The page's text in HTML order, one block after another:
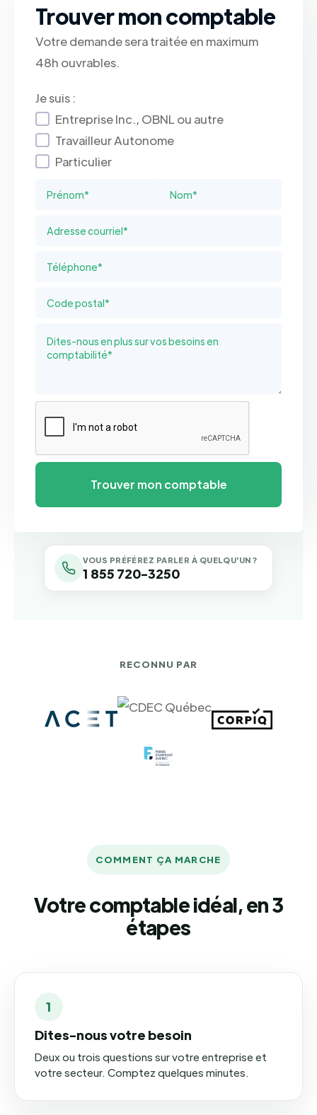
Trouver mon comptable
Votre demande sera traitée en maximum
48h ouvrables.
Je suis :
Entreprise Inc., OBNL ou autre
Travailleur Autonome
Particulier
VOUS PRÉFÉREZ PARLER À QUELQU'UN ?
1 855 720-3250
RECONNU PAR
COMMENT ÇA MARCHE
Votre comptable idéal, en 3
étapes
1
Dites-nous votre besoin
Deux ou trois questions sur votre entreprise et
votre secteur. Comptez quelques minutes.